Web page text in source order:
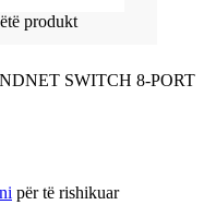
produkt
SWITCH 8-PORT
për të rishikuar